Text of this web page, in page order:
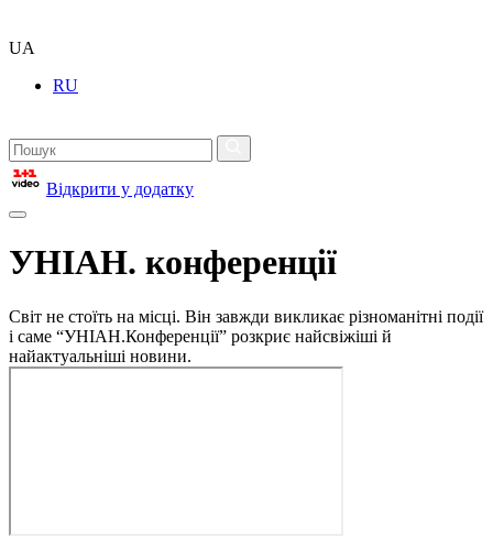
UA
RU
Відкрити у додатку
УНІАН. конференції
Світ не стоїть на місці. Він завжди викликає різноманітні події
і саме “УНІАН.Конференції” розкриє найсвіжіші й
найактуальніші новини.